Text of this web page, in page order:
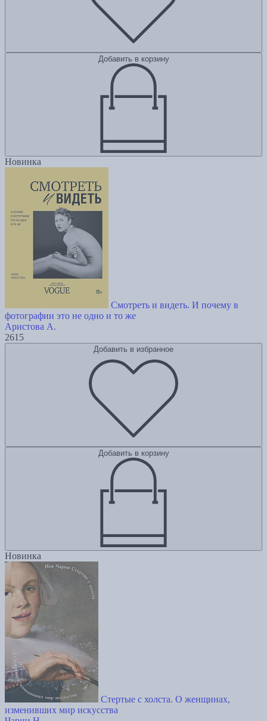
Добавить в корзину
Новинка
Смотреть и видеть. И почему в
фотографии это не одно и то же
Аристова А.
2615
Добавить в избранное
Добавить в корзину
Новинка
Стертые с холста. О женщинах,
изменивших мир искусства